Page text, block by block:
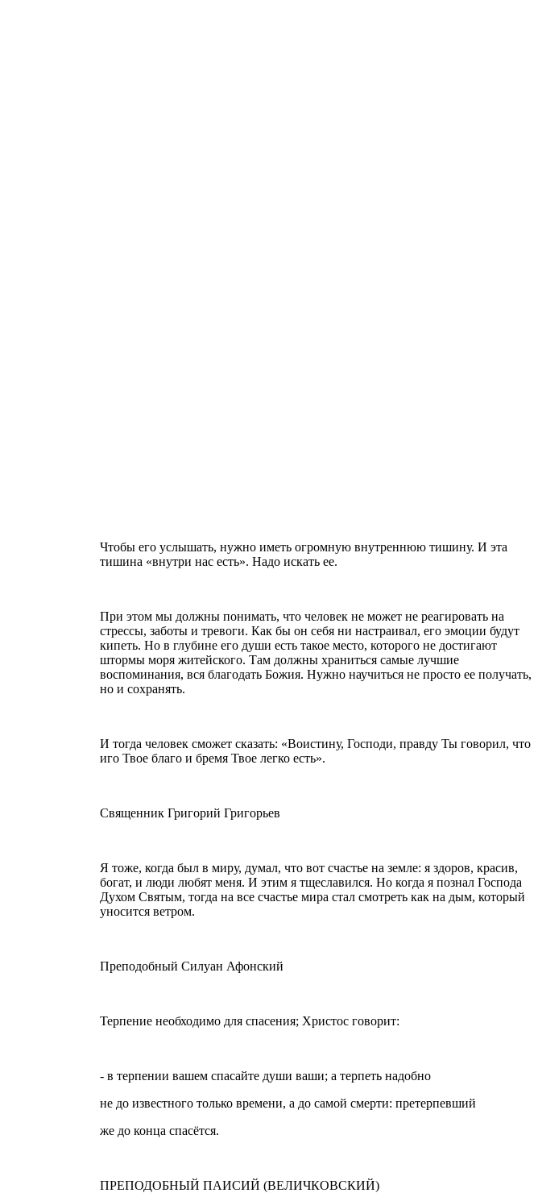
Чтобы его услышать, нужно иметь огромную внутреннюю тишину. И эта
тишина «внутри нас есть». Надо искать ее.
При этом мы должны понимать, что человек не может не реагировать на
стрессы, заботы и тревоги. Как бы он себя ни настраивал, его эмоции будут
кипеть. Но в глубине его души есть такое место, которого не достигают
штормы моря житейского. Там должны храниться самые лучшие
воспоминания, вся благодать Божия. Нужно научиться не просто ее получать,
но и сохранять.
И тогда человек сможет сказать: «Воистину, Господи, правду Ты говорил, что
иго Твое благо и бремя Твое легко есть».
Священник Григорий Григорьев
Я тоже, когда был в миру, думал, что вот счастье на земле: я здоров, красив,
богат, и люди любят меня. И этим я тщеславился. Но когда я познал Господа
Духом Святым, тогда на все счастье мира стал смотреть как на дым, который
уносится ветром.
Преподобный Силуан Афонский
Терпение необходимо для спасения; Христос говорит:
- в терпении вашем спасайте души ваши; а терпеть надобно
не до известного только времени, а до самой смерти: претерпевший
же до конца спасётся.
ПРЕПОДОБНЫЙ ПАИСИЙ (ВЕЛИЧКОВСКИЙ)